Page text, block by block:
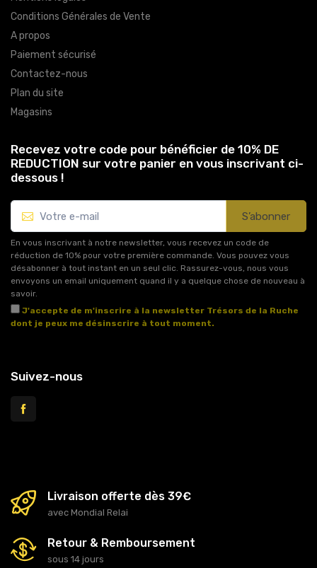
Conditions Générales de Vente
A propos
Paiement sécurisé
Contactez-nous
Plan du site
Magasins
Recevez votre code pour bénéficier de 10% DE
REDUCTION sur votre panier en vous inscrivant ci-
dessous !
S’abonner
En vous inscrivant à notre newsletter, vous recevez un code de
réduction de 10% pour votre première commande. Vous pouvez vous
désabonner à tout instant en un seul clic. Rassurez-vous, nous vous
envoyons un email uniquement quand il y a quelque chose de nouveau à
savoir.
J'accepte de m'inscrire à la newsletter Trésors de la Ruche
dont je peux me désinscrire à tout moment.
Suivez-nous
Livraison offerte dès 39€
avec Mondial Relai
Retour & Remboursement
sous 14 jours